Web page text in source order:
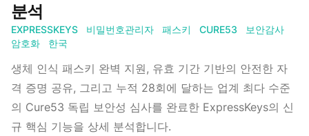
분석
EXPRESSKEYS 비밀번호관리자 패스키 CURE53
보안감사
암호화
한국
생체 인식 패스키 완벽 지원, 유효 기간 기반의 안전한 자
격 증명 공유, 그리고 누적 28회에 달하는 업계 최다 수준
의 Cure53 독립 보안성 심사를 완료한 ExpressKeys의 신
규 핵심 기능을 상세 분석합니다.